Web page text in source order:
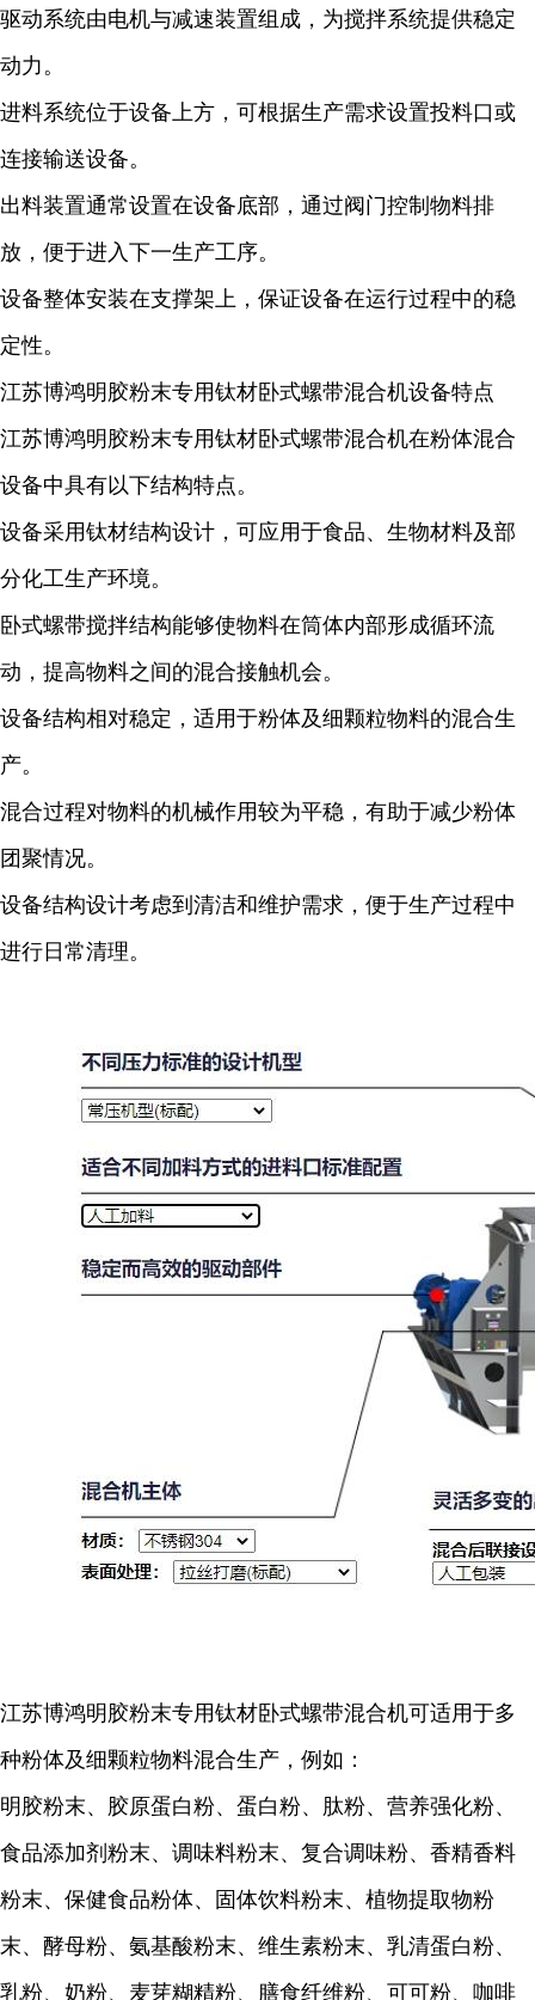
驱动系统由电机与减速装置组成，为搅拌系统提供稳定
动力。
进料系统位于设备上方，可根据生产需求设置投料口或
连接输送设备。
出料装置通常设置在设备底部，通过阀门控制物料排
放，便于进入下一生产工序。
设备整体安装在支撑架上，保证设备在运行过程中的稳
定性。
江苏博鸿明胶粉末专用钛材卧式螺带混合机设备特点
江苏博鸿明胶粉末专用钛材卧式螺带混合机在粉体混合
设备中具有以下结构特点。
设备采用钛材结构设计，可应用于食品、生物材料及部
分化工生产环境。
卧式螺带搅拌结构能够使物料在筒体内部形成循环流
动，提高物料之间的混合接触机会。
设备结构相对稳定，适用于粉体及细颗粒物料的混合生
产。
混合过程对物料的机械作用较为平稳，有助于减少粉体
团聚情况。
设备结构设计考虑到清洁和维护需求，便于生产过程中
进行日常清理。
江苏博鸿明胶粉末专用钛材卧式螺带混合机可适用于多
种粉体及细颗粒物料混合生产，例如：
明胶粉末、胶原蛋白粉、蛋白粉、肽粉、营养强化粉、
食品添加剂粉末、调味料粉末、复合调味粉、香精香料
粉末、保健食品粉体、固体饮料粉末、植物提取物粉
末、酵母粉、氨基酸粉末、维生素粉末、乳清蛋白粉、
乳粉、奶粉、麦芽糊精粉、膳食纤维粉、可可粉、咖啡